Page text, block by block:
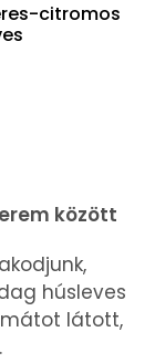
citromos
között
húsleves
látott,